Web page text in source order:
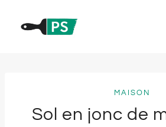
MAISON
Sol en jonc de